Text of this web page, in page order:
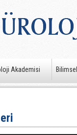
Akademisi